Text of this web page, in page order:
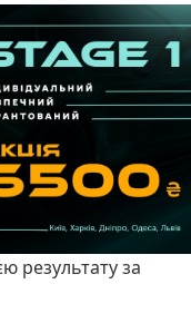
результату за